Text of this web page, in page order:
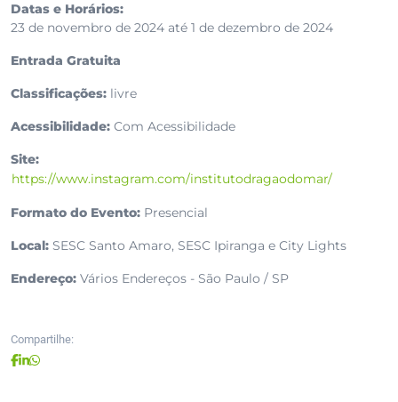
Datas e Horários:
23 de novembro de 2024 até 1 de dezembro de 2024
Entrada Gratuita
Classificações: livre
Acessibilidade: Com Acessibilidade
Site:
https://www.instagram.com/institutodragaodomar/
Formato do Evento: Presencial
Local: SESC Santo Amaro, SESC Ipiranga e City Lights
Endereço: Vários Endereços - São Paulo / SP
Compartilhe: